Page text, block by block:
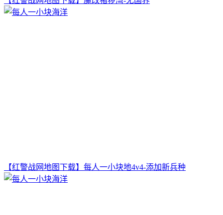
【红警战网地图下载】每人一小块地4v4-添加新兵种